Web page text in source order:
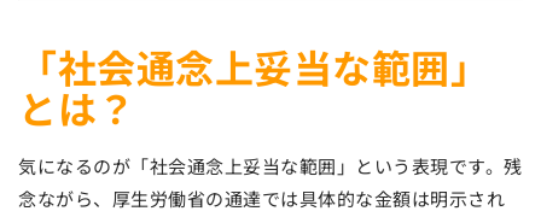
「社会通念上妥当な範囲」
とは？
気になるのが「社会通念上妥当な範囲」という表現です。残
念ながら、厚生労働省の通達では具体的な金額は明示され